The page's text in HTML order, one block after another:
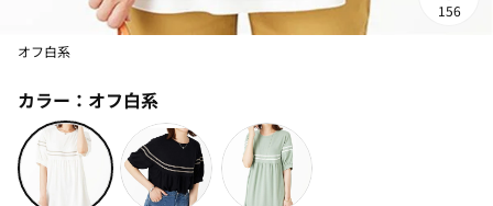
156
オフ白系
カラー： オフ白系